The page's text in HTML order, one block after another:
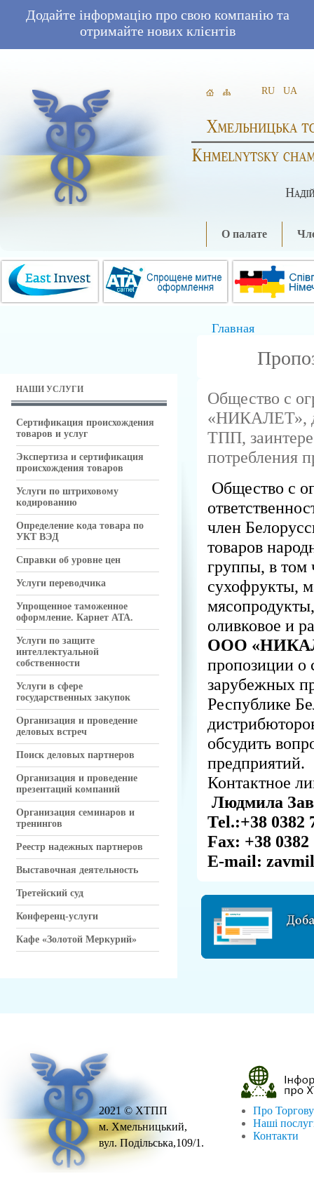
Додайте інформацію про свою компанію та
отримайте нових клієнтів
RU UA
О палате
Главная
Общество с
«НИКАЛЕТ»,
ТПП,
потребления
Общество с
член
товаров
группы, в том
сухофрукты,
оливковое и
ООО
пропозиции о
зарубежных
Республике
обсудить
предприятий.
Контактное
Людмила
Теl.:+38 0382
Fax: +38 0382
E-mail:
НАШИ УСЛУГИ
Сертификация происхождения
товаров и услуг
Экспертиза и сертификация
происхождения товаров
Услуги по штриховому
кодированию
Определение кода товара по
УКТ ВЭД
Справки об уровне цен
Услуги переводчика
Упрощенное таможенное
оформление. Карнет АТА.
Услуги по защите
интеллектуальной
собственности
Услуги в сфере
государственных закупок
Организация и проведение
деловых встреч
Поиск деловых партнеров
Организация и проведение
презентаций компаний
Организация семинаров и
тренингов
Реестр надежных партнеров
Выставочная деятельность
Третейский суд
Конференц-услуги
Кафе «Золотой Меркурий»
2021 © ХТПП
м. Хмельницький,
вул. Подільська,109/1.
Про
Наші
Контакти